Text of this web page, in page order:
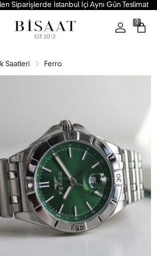
Siparişlerde İstanbul İçi Aynı Gün Teslimat
0
Saatleri Ferro